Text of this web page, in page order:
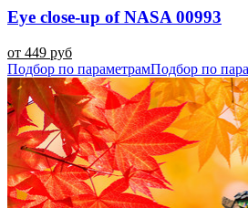
Eye close-up of NASA 00993
от 449 руб
Подбор по параметрамПодбор по